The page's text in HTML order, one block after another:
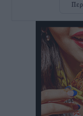
δεν υπάρχουν
• πριν 2 ώρες
Στον Άγιο
ανανεωμένο
Lions Χάλκης
Τοπικές Ειδήσεις•